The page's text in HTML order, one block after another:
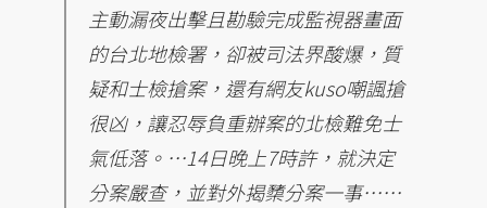
主動漏夜出擊且勘驗完成監視器畫面
的台北地檢署，卻被司法界酸爆，質
疑和士檢搶案，還有網友kuso嘲諷搶
很凶，讓忍辱負重辦案的北檢難免士
氣低落。…14日晚上7時許，就決定
分案嚴查，並對外揭櫫分案一事……